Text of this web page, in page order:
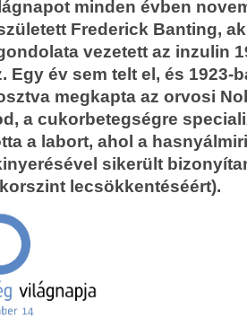
minden évben
Frederick Banting,
vezetett az inzulin
Egy év sem telt el, és 1923-
megkapta az orvosi
a cukorbetegségre
a labort, ahol a
sikerült
lecsökkentéséért).